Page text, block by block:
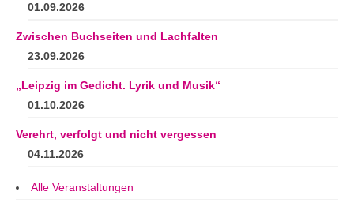
01.09.2026
Zwischen Buchseiten und Lachfalten
23.09.2026
„Leipzig im Gedicht. Lyrik und Musik“
01.10.2026
Verehrt, verfolgt und nicht vergessen
04.11.2026
Alle Veranstaltungen